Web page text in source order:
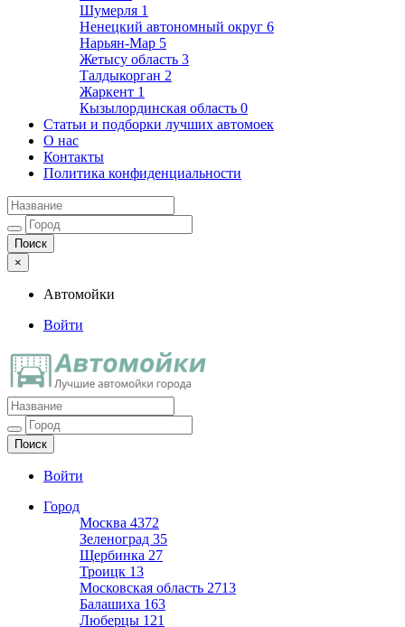
Шумерля 1
Ненецкий автономный округ 6
Нарьян-Мар 5
Жетысу область 3
Талдыкорган 2
Жаркент 1
Кызылординская область 0
Статьи и подборки лучших автомоек
О нас
Контакты
Политика конфиденциальности
×
Автомойки
Войти
Автомойки
Ещё один сайт на WordPress
Войти
Город
Москва 4372
Зеленоград 35
Щербинка 27
Троицк 13
Московская область 2713
Балашиха 163
Люберцы 121